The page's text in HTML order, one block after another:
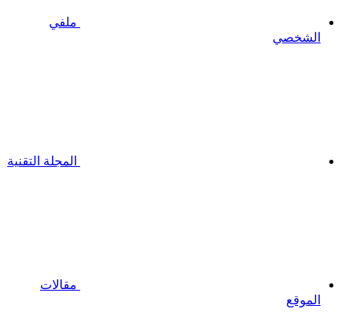
ملفي
الشخصي
المجلة التقنية
مقالات
الموقع